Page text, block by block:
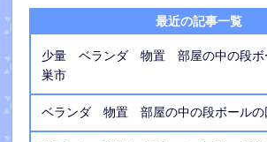
最近の記事一覧
少量 ベランダ 物置 部屋の中の段
巣市
ベランダ 物置 部屋の中の段ボール